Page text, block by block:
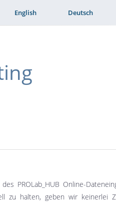
English Deutsch
PROLab_HUB Online-
zu halten, geben wir keinerlei